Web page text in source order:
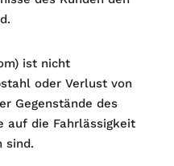
ist nicht
oder Verlust von
Gegenstände des
auf die Fahrlässigkeit
sind.